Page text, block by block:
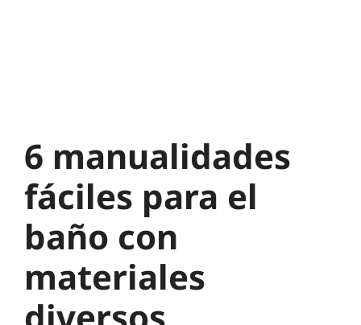
6 manualidades
fáciles para el
baño con
materiales